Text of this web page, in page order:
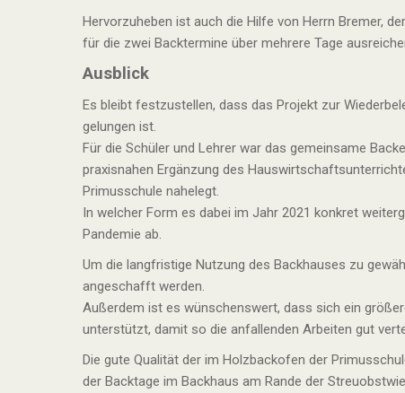
Hervorzuheben ist auch die Hilfe von Herrn Bremer,
für die zwei Backtermine über mehrere Tage
Ausblick
Es bleibt festzustellen, dass das Projekt zur
gelungen ist.
Für die Schüler und Lehrer war das gemeinsame
praxisnahen Ergänzung des
Primusschule nahelegt.
In welcher Form es dabei im Jahr 2021 konkret
Pandemie ab.
Um die langfristige Nutzung des Backhauses zu
angeschafft werden.
Außerdem ist es wünschenswert, dass sich ein
unterstützt, damit so die anfallenden Arbeiten gut
Die gute Qualität der im Holzbackofen der
der Backtage im Backhaus am Rande der